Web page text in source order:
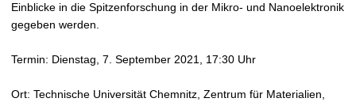
Einblicke in die Spitzenforschung in der Mikro- und Nanoelektronik
gegeben werden.
Termin: Dienstag, 7. September 2021, 17:30 Uhr
Ort: Technische Universität Chemnitz, Zentrum für Materialien,